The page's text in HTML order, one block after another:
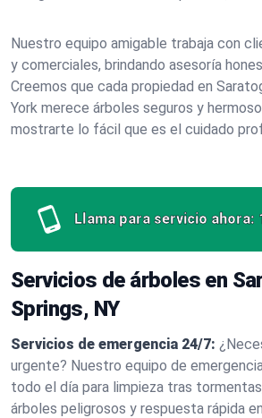
Nuestro equipo amigable trabaja con
y comerciales, brindando asesoría
Creemos que cada propiedad en
York merece árboles seguros y
mostrarte lo fácil que es el cuidado
Llama para servicio ahora:
Servicios de árboles en
Springs, NY
Servicios de emergencia 24/7:
urgente? Nuestro equipo de
todo el día para limpieza tras
árboles peligrosos y respuesta rápida